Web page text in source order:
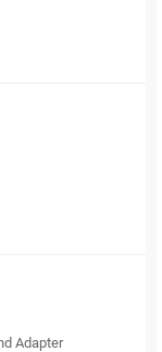
Adapter